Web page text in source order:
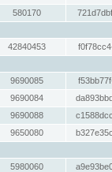
580170
42840453
9690085
9690084
9690088
9650080
5980060